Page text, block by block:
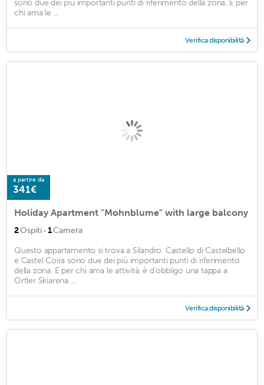
sono due dei più importanti punti di riferimento della zona. E per
chi ama le ...
Verifica disponibilità
a partire da
341€
Holiday Apartment "Mohnblume" with large balcony
2Ospiti · 1Camera
Questo appartamento si trova a Silandro. Castello di Castelbello
e Castel Coira sono due dei più importanti punti di riferimento
della zona. E per chi ama le attività, è d'obbligo una tappa a
Ortler Skiarena ...
Verifica disponibilità